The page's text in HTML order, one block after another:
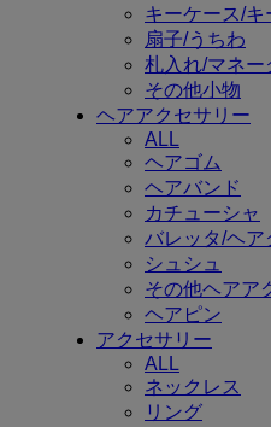
キーケース/
扇子/うちわ
札入れ/マネー
その他小物
ヘアアクセサリー
ALL
ヘアゴム
ヘアバンド
カチューシャ
バレッタ/ヘア
シュシュ
その他ヘアア
ヘアピン
アクセサリー
ALL
ネックレス
リング